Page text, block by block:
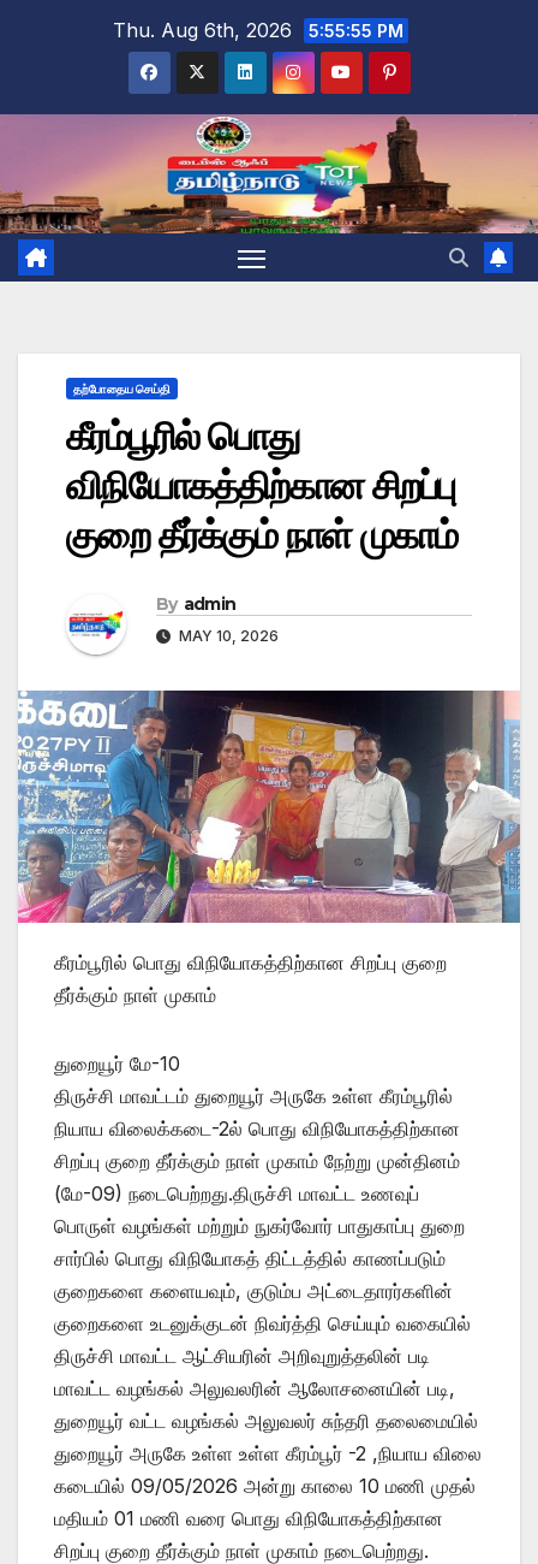
Thu. Aug 6th, 2026 5:55:56 PM
தற்போதைய செய்தி
கீரம்பூரில் பொது
விநியோகத்திற்கான சிறப்பு
குறை தீர்க்கும் நாள் முகாம்
By admin
MAY 10, 2026
கீரம்பூரில் பொது விநியோகத்திற்கான சிறப்பு குறை
தீர்க்கும் நாள் முகாம்
துறையூர் மே-10
திருச்சி மாவட்டம் துறையூர் அருகே உள்ள கீரம்பூரில்
நியாய விலைக்கடை-2ல் பொது விநியோகத்திற்கான
சிறப்பு குறை தீர்க்கும் நாள் முகாம் நேற்று முன்தினம்
(மே-09) நடைபெற்றது.திருச்சி மாவட்ட உணவுப்
பொருள் வழங்கள் மற்றும் நுகர்வோர் பாதுகாப்பு துறை
சார்பில் பொது விநியோகத் திட்டத்தில் காணப்படும்
குறைகளை களையவும், குடும்ப அட்டைதாரர்களின்
குறைகளை உடனுக்குடன் நிவர்த்தி செய்யும் வகையில்
திருச்சி மாவட்ட ஆட்சியரின் அறிவுறுத்தலின் படி
மாவட்ட வழங்கல் அலுவலரின் ஆலோசனையின் படி,
துறையூர் வட்ட வழங்கல் அலுவலர் சுந்தரி தலைமையில்
துறையூர் அருகே உள்ள உள்ள கீரம்பூர் -2 ,நியாய விலை
கடையில் 09/05/2026 அன்று காலை 10 மணி முதல்
மதியம் 01 மணி வரை பொது விநியோகத்திற்கான
சிறப்பு குறை தீர்க்கும் நாள் முகாம் நடைபெற்றது.